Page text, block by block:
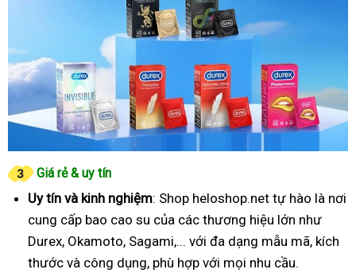
Giá rẻ & uy tín
Uy tín và kinh nghiệm: Shop heloshop.net tự hào là nơi
cung cấp bao cao su của các thương hiệu lớn như
Durex, Okamoto, Sagami,... với đa dạng mẫu mã, kích
thước và công dụng, phù hợp với mọi nhu cầu.